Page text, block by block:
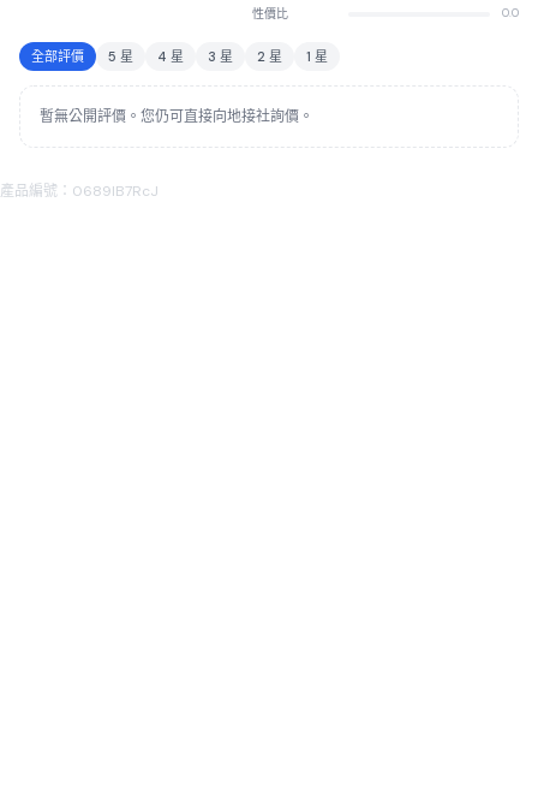
性價比 0.0
全部評價 5 星 4 星 3 星 2 星 1 星
暫無公開評價。您仍可直接向地接社詢價。
產品編號：0689lB7RcJ